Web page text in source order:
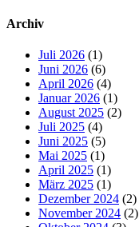
Archiv
Juli 2026 (1)
Juni 2026 (6)
April 2026 (4)
Januar 2026 (1)
August 2025 (2)
Juli 2025 (4)
Juni 2025 (5)
Mai 2025 (1)
April 2025 (1)
März 2025 (1)
Dezember 2024 (2)
November 2024 (2)